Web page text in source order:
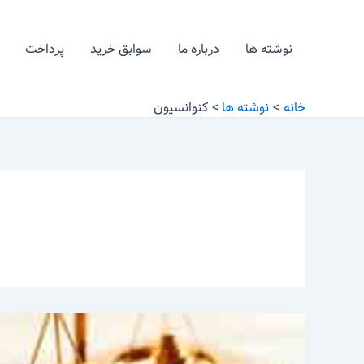
نوشته ها درباره ما سوابق خرید پرداخت
خانه نوشته ها کنوانسیون